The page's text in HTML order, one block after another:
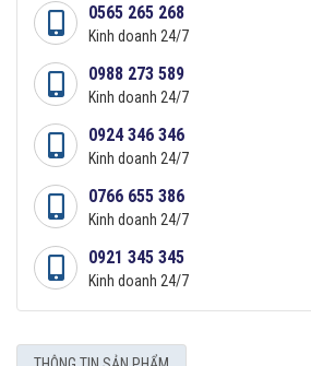
0565 265 268
Kinh doanh 24/7
0988 273 589
Kinh doanh 24/7
0924 346 346
Kinh doanh 24/7
0766 655 386
Kinh doanh 24/7
0921 345 345
Kinh doanh 24/7